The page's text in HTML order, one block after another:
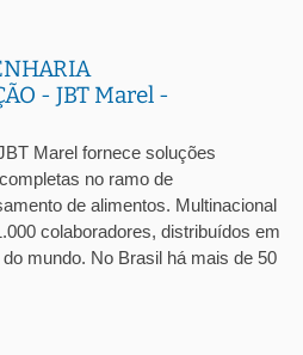
- JBT Marel -
Marel fornece soluções
no ramo de
de alimentos. Multinacional
colaboradores, distribuídos em
mundo. No Brasil há mais de 50